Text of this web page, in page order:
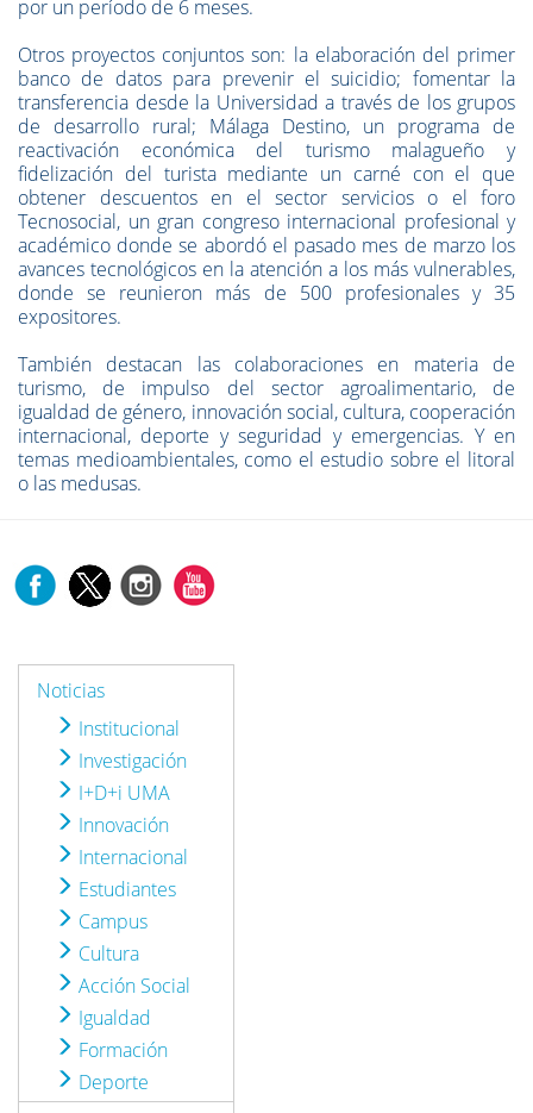
por un período de 6 meses.
Otros proyectos conjuntos son: la elaboración del primer
banco de datos para prevenir el suicidio; fomentar la
transferencia desde la Universidad a través de los grupos
de desarrollo rural; Málaga Destino, un programa de
reactivación económica del turismo malagueño y
fidelización del turista mediante un carné con el que
obtener descuentos en el sector servicios o el foro
Tecnosocial, un gran congreso internacional profesional y
académico donde se abordó el pasado mes de marzo los
avances tecnológicos en la atención a los más vulnerables,
donde se reunieron más de 500 profesionales y 35
expositores.
También destacan las colaboraciones en materia de
turismo, de impulso del sector agroalimentario, de
igualdad de género, innovación social, cultura, cooperación
internacional, deporte y seguridad y emergencias. Y en
temas medioambientales, como el estudio sobre el litoral
o las medusas.
Noticias
Institucional
Investigación
I+D+i UMA
Innovación
Internacional
Estudiantes
Campus
Cultura
Acción Social
Igualdad
Formación
Deporte